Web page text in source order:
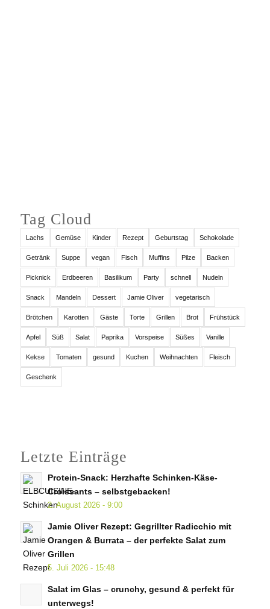
Tag Cloud
Lachs Gemüse Kinder Rezept Geburtstag Schokolade
Getränk Suppe vegan Fisch Muffins Pilze Backen
Picknick Erdbeeren Basilikum Party schnell Nudeln
Snack Mandeln Dessert Jamie Oliver vegetarisch
Brötchen Karotten Gäste Torte Grillen Brot Frühstück
Apfel Süß Salat Paprika Vorspeise Süßes Vanille
Kekse Tomaten gesund Kuchen Weihnachten Fleisch
Geschenk
Letzte Einträge
Protein-Snack: Herzhafte Schinken-Käse-
Croissants – selbstgebacken!
2. August 2026 - 9:00
Jamie Oliver Rezept: Gegrillter Radicchio mit
Orangen & Burrata – der perfekte Salat zum
Grillen
5. Juli 2026 - 15:48
Salat im Glas – crunchy, gesund & perfekt für
unterwegs!